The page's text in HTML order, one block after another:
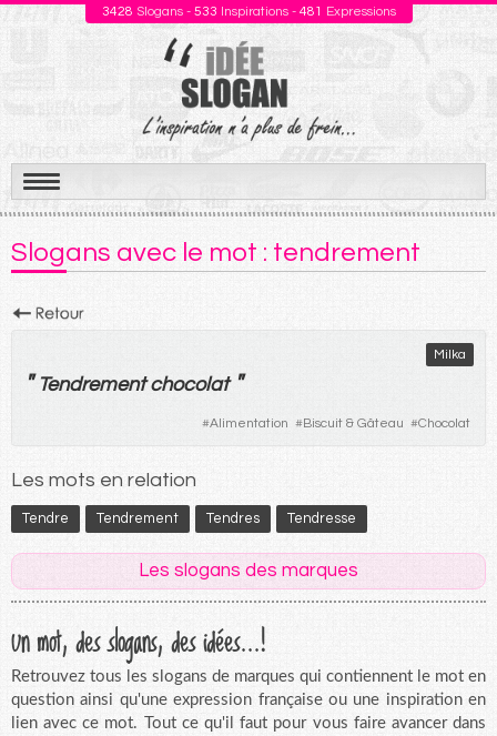
3428 Slogans - 533 Inspirations - 481 Expressions
Aller
au
contenu
Slogans avec le mot : tendrement
Milka
" Tendrement chocolat "
#Alimentation #Biscuit & Gâteau #Chocolat
Les mots en relation
Tendre Tendrement Tendres Tendresse
Les slogans des marques
Un mot, des slogans, des idées...!
Retrouvez tous les slogans de marques qui contiennent le mot en
question ainsi qu'une expression française ou une inspiration en
lien avec ce mot. Tout ce qu'il faut pour vous faire avancer dans